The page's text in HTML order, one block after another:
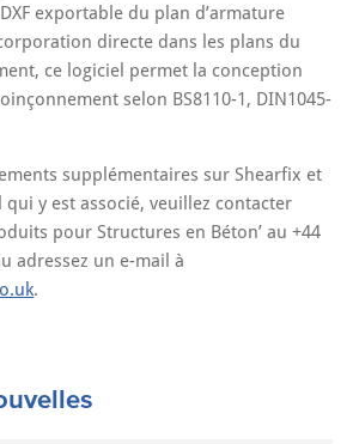
exportable du plan d’armature
directe dans les plans du
ce logiciel permet la conception
selon BS8110-1, DIN1045-
supplémentaires sur Shearfix et
qui y est associé, veuillez contacter
pour Structures en Béton’ au +44
adressez un e-mail à
.